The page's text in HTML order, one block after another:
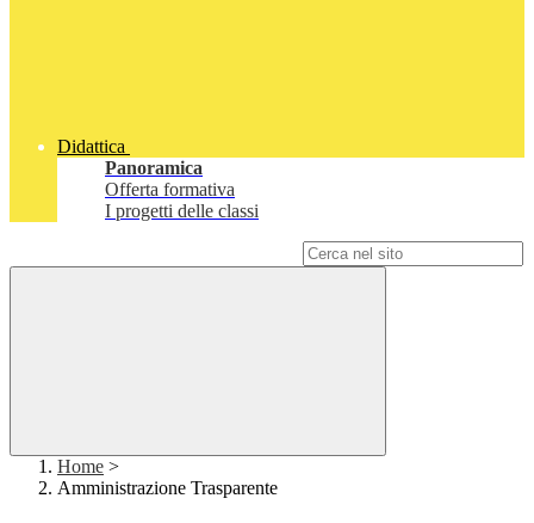
Didattica
Panoramica
Offerta formativa
I progetti delle classi
Home >
Amministrazione Trasparente